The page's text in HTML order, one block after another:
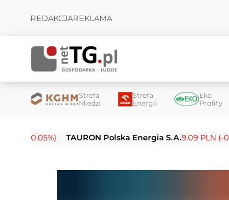
REDAKCJAREKLAMA
Strefa
Miedzi
Strefa
Energii
Eko
Profity
TAURON Polska Energia S.A.9.09 PLN (-0.14%)